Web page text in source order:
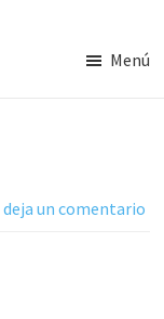
Menú
deja un comentario